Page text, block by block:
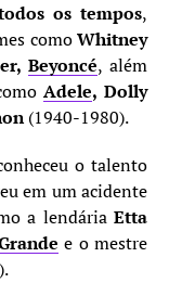
os tempos,
comoWhitney
Beyoncé, além
Adele, Dolly
(1940-1980).
o talento
em um acidente
a lendária Etta
e o mestre